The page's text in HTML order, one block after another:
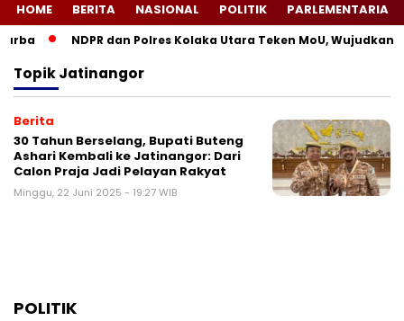
HOME BERITA NASIONAL POLITIK PARLEMENTARIA
NDPR dan Polres Kolaka Utara Teken MoU, Wujudkan
TopikJatinangor
Berita
30 Tahun Berselang, Bupati Buteng
Ashari Kembali ke Jatinangor: Dari
Calon Praja Jadi Pelayan Rakyat
Minggu, 22 Juni 2025 - 19:27 WIB
POLITIK